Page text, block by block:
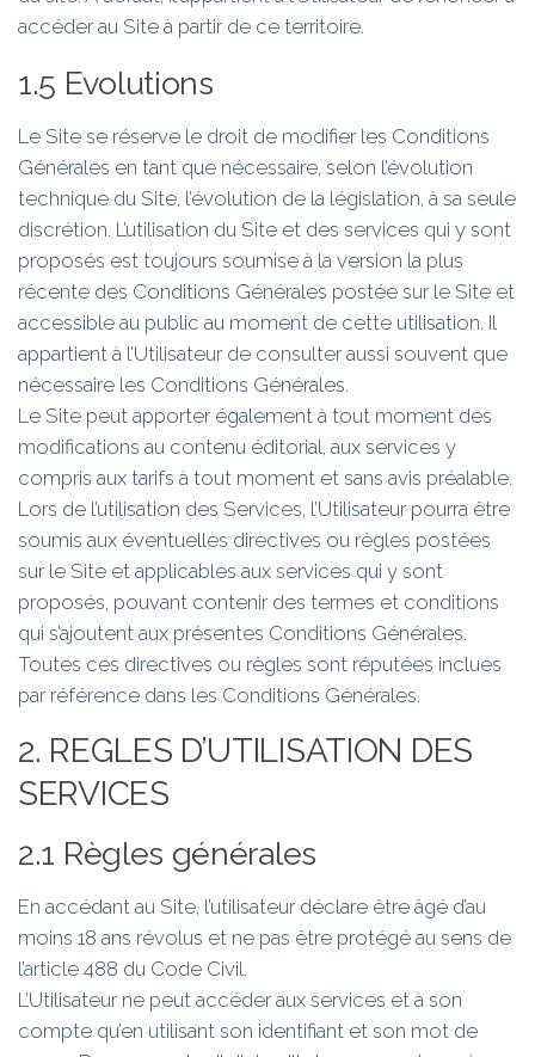
accéder au Site à partir de ce territoire.
1.5 Evolutions
Le Site se réserve le droit de modifier les Conditions
Générales en tant que nécessaire, selon l’évolution
technique du Site, l’évolution de la législation, à sa seule
discrétion. L’utilisation du Site et des services qui y sont
proposés est toujours soumise à la version la plus
récente des Conditions Générales postée sur le Site et
accessible au public au moment de cette utilisation. Il
appartient à l’Utilisateur de consulter aussi souvent que
nécessaire les Conditions Générales.
Le Site peut apporter également à tout moment des
modifications au contenu éditorial, aux services y
compris aux tarifs à tout moment et sans avis préalable.
Lors de l’utilisation des Services, l’Utilisateur pourra être
soumis aux éventuelles directives ou règles postées
sur le Site et applicables aux services qui y sont
proposés, pouvant contenir des termes et conditions
qui s’ajoutent aux présentes Conditions Générales.
Toutes ces directives ou règles sont réputées inclues
par référence dans les Conditions Générales.
2. REGLES D’UTILISATION DES
SERVICES
2.1 Règles générales
En accédant au Site, l’utilisateur déclare être âgé d’au
moins 18 ans révolus et ne pas être protégé au sens de
l’article 488 du Code Civil.
L’Utilisateur ne peut accéder aux services et à son
compte qu’en utilisant son identifiant et son mot de